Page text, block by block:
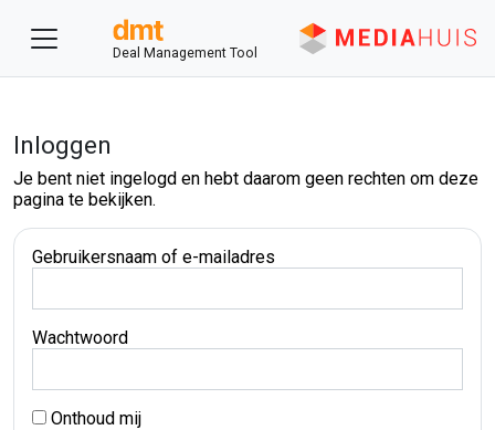
Deal Management Tool
Inloggen
Je bent niet ingelogd en hebt daarom geen rechten om deze
pagina te bekijken.
Gebruikersnaam of e-mailadres
Wachtwoord
Onthoud mij